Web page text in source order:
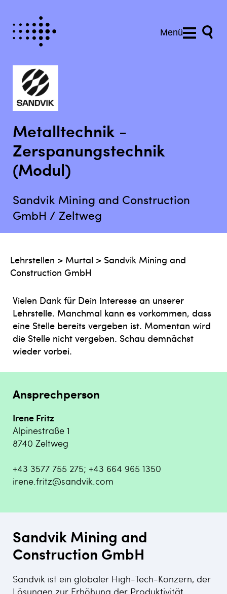
Menü
Metalltechnik -
Zerspanungstechnik
(Modul)
Sandvik Mining and Construction
GmbH / Zeltweg
Lehrstellen > Murtal > Sandvik Mining and
Construction GmbH
Vielen Dank für Dein Interesse an unserer
Lehrstelle. Manchmal kann es vorkommen, dass
eine Stelle bereits vergeben ist. Momentan wird
die Stelle nicht vergeben. Schau demnächst
wieder vorbei.
Ansprechperson
Irene Fritz
Alpinestraße 1
8740 Zeltweg
+43 3577 755 275; +43 664 965 1350
irene.fritz@sandvik.com
Sandvik Mining and
Construction GmbH
Sandvik ist ein globaler High-Tech-Konzern, der
Lösungen zur Erhöhung der Produktivität,